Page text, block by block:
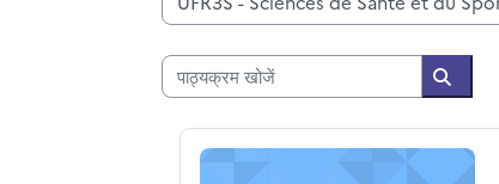
पाठ्यक्रम वर्ग
पाठ्यक्रम खोजें
DU INSPE: devenir professionnel